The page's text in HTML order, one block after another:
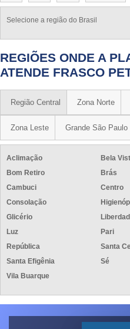
Selecione a região do Brasil
REGIÕES ONDE A
ATENDE FRASCO
Região Central Zona Norte
Zona Leste Grande São Paulo
Aclimação
Bela
Bom Retiro
Brás
Cambuci
Centro
Consolação
Glicério
Luz
Pari
República
Santa
Santa Efigênia
Sé
Vila Buarque